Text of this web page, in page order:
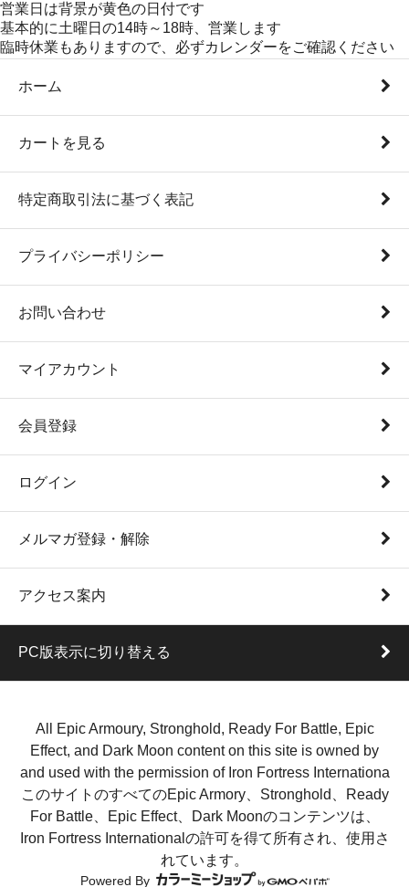
営業日は背景が黄色の日付です
基本的に土曜日の14時～18時、営業します
臨時休業もありますので、必ずカレンダーをご確認ください
ホーム
カートを見る
特定商取引法に基づく表記
プライバシーポリシー
お問い合わせ
マイアカウント
会員登録
ログイン
メルマガ登録・解除
アクセス案内
PC版表示に切り替える
All Epic Armoury, Stronghold, Ready For Battle, Epic
Effect, and Dark Moon content on this site is owned by
and used with the permission of Iron Fortress Internationa
このサイトのすべてのEpic Armory、Stronghold、Ready
For Battle、Epic Effect、Dark Moonのコンテンツは、
Iron Fortress Internationalの許可を得て所有され、使用さ
れています。
Powered By